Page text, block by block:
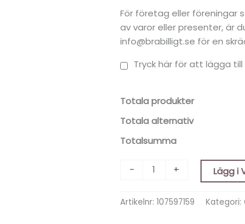
För företag eller föreningar
av varor eller presenter, är
info@brabilligt.se för en
Tryck här för att lägga till
Totala produkter
Totala alternativ
Totalsumma
- + Lägg i
Artikelnr:107597159 Kategori: